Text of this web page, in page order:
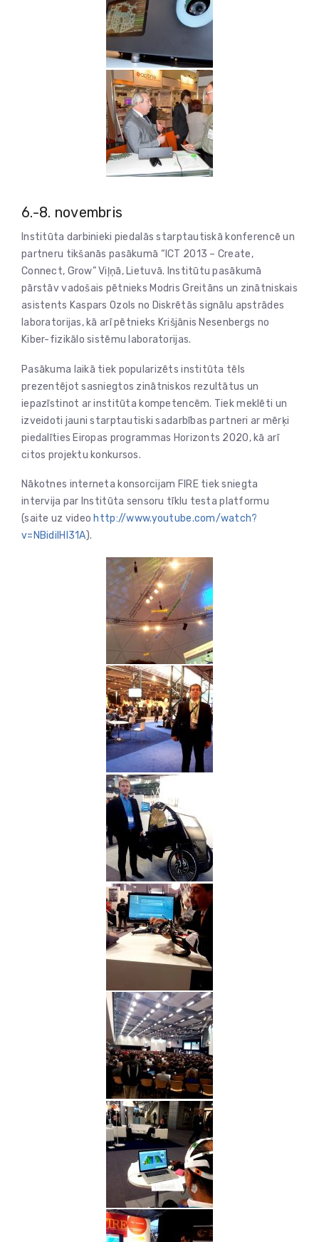
6.-8. novembris
Institūta darbinieki piedalās starptautiskā konferencē un
partneru tikšanās pasākumā “ICT 2013 – Create,
Connect, Grow” Viļņā, Lietuvā. Institūtu pasākumā
pārstāv vadošais pētnieks Modris Greitāns un zinātniskais
asistents Kaspars Ozols no Diskrētās signālu apstrādes
laboratorijas, kā arī pētnieks Krišjānis Nesenbergs no
Kiber-fizikālo sistēmu laboratorijas.
Pasākuma laikā tiek popularizēts institūta tēls
prezentējot sasniegtos zinātniskos rezultātus un
iepazīstinot ar institūta kompetencēm. Tiek meklēti un
izveidoti jauni starptautiski sadarbības partneri ar mērķi
piedalīties Eiropas programmas Horizonts 2020, kā arī
citos projektu konkursos.
Nākotnes interneta konsorcijam FIRE tiek sniegta
intervija par Institūta sensoru tīklu testa platformu
(saite uz video http://www.youtube.com/watch?
v=NBidiIHl31A).